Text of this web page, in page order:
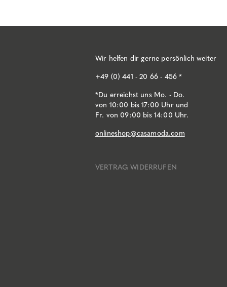
Wir helfen dir gerne persönlich weiter
+49 (0) 441 - 20 66 - 456 *
*Du erreichst uns Mo. - Do.
von 10:00 bis 17:00 Uhr und
Fr. von 09:00 bis 14:00 Uhr.
onlineshop@casamoda.com
VERTRAG WIDERRUFEN